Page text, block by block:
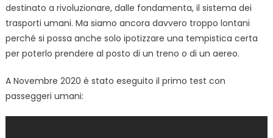
destinato a rivoluzionare, dalle fondamenta, il sistema dei
trasporti umani. Ma siamo ancora davvero troppo lontani
perché si possa anche solo ipotizzare una tempistica certa
per poterlo prendere al posto di un treno o di un aereo.
A Novembre 2020 è stato eseguito il primo test con
passeggeri umani: